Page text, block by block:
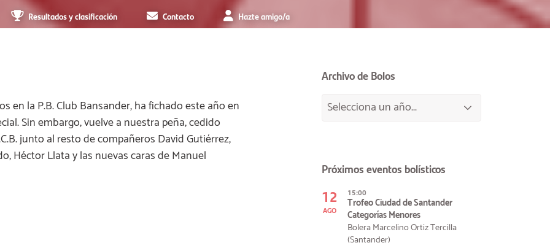
Resultados y clasificación Contacto Hazte amigo/a
en la P.B. Club Bansander, ha fichado este año en
Sin embargo, vuelve a nuestra peña, cedido
junto al resto de compañeros David Gutiérrez,
Héctor Llata y las nuevas caras de Manuel
Archivo de Bolos
Próximos eventos bolísticos
12
AGO
15:00
Trofeo Ciudad de Santander
Categorías Menores
Bolera Marcelino Ortiz Tercilla
(Santander)